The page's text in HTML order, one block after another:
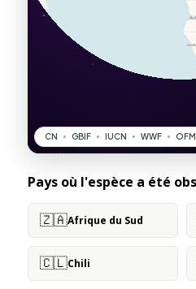
Pays où l'espèce a été
🇿🇦Afrique du Sud
🇨🇱Chili